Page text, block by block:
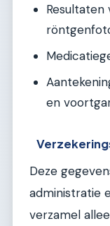
Resultaten
en
Deze
administratie
verzamel